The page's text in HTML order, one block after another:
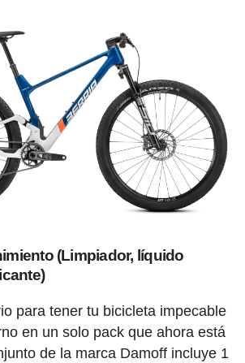
(Limpiador, líquido
para tener tu bicicleta impecable
en un solo pack que ahora está
de la marca Damoff incluye 1